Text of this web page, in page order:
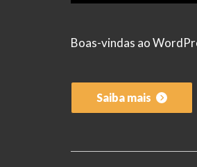
Boas-vindas ao
Saiba mais